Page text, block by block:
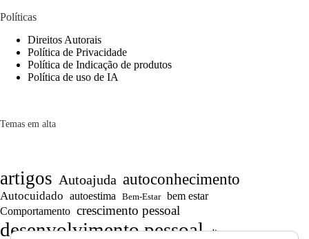
Políticas
Direitos Autorais
Política de Privacidade
Política de Indicação de produtos
Política de uso de IA
Temas em alta
artigos Autoajuda autoconhecimento
Autocuidado autoestima Bem-Estar bem estar
Comportamento crescimento pessoal
desenvolvimento pessoal dicas